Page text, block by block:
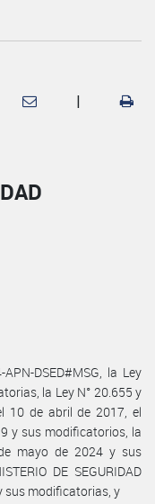
|
DSED#MSG, la Ley
la Ley N° 20.655 y
10 de abril de 2017, el
y sus modificatorios, la
mayo de 2024 y sus
DE SEGURIDAD
sus modificatorias, y